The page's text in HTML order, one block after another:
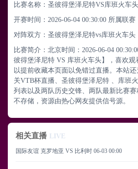
比赛名称：圣彼得堡泽尼特VS库班火车
开赛时间：2026-06-04 00:30:00 所属联赛
对阵双方：圣彼得堡泽尼特vs库班火车头
比赛简介：北京时间：2026-06-04
彼得堡泽尼特 VS 库班火车头】，喜欢
以提前收藏本页面以免错过直播。本站
关VTB杯直播、圣彼得堡泽尼特 、库班
列表以及两队历史交锋、两队最新比赛赛
不存储，资源由热心网友提供信号源。
相关直播 LIVE
国际友谊 克罗地亚 VS 比利时 06-03 00:00